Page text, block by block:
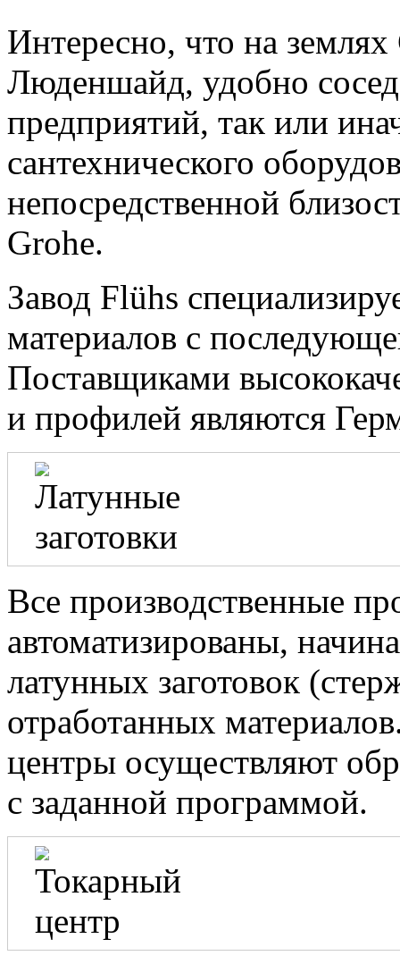
Интересно, что на
Люденшайд, удобно
предприятий, так или
сантехнического
непосредственной
Grohe.
Завод Flühs
материалов с
Поставщиками
и профилей являются
Все производственные
автоматизированы,
латунных заготовок
отработанных
центры осуществляют
с заданной программой.